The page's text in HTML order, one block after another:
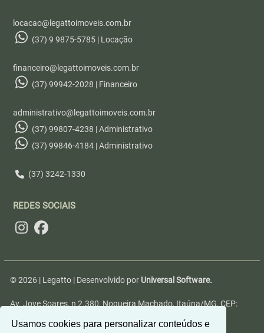
Usamos cookies para personalizar conteúdos e
locacao@legattoimoveis.com.br
(37) 9 9875-5785 | Locação
financeiro@legattoimoveis.com.br
(37) 99942-2028 | Financeiro
administrativo@legattoimoveis.com.br
(37) 99807-4238 | Administrativo
(37) 99846-4184 | Administrativo
(37) 3242-1330
REDES SOCIAIS
© 2026 | Legatto | Desenvolvido por Universal Software.
Av. Jove Soares, n 2.380, Nogueira Machado, Itaúna/MG, CEP: